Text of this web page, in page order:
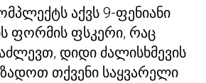
აქვს 9-ფენიანი
ფორმის ფსკერი, რაც
დიდი ძალისხმევის
თქვენი საყვარელი